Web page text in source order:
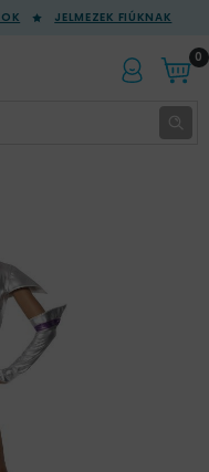
JELMEZEK FIÚKNAK
0